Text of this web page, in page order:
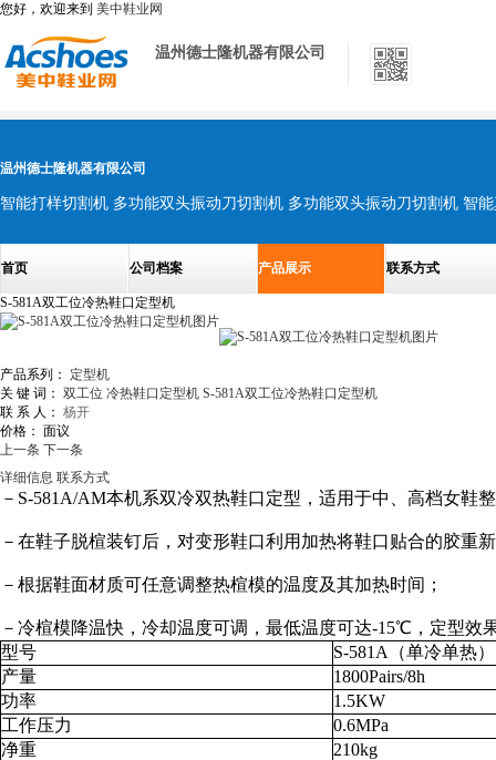
您好，欢迎来到 美中鞋业网
温州德士隆机器有限公司
温州德士隆机器有限公司
智能打样切割机 多功能双头振动刀切割机 多功能双头振动刀切割机 智
首页 公司档案 产品展示 联系方式
S-581A双工位冷热鞋口定型机
产品系列：
定型机
关 键 词： 双工位 冷热鞋口定型机 S-581A双工位冷热鞋口定型机
联 系 人： 杨开
价格： 面议
上一条 下一条
详细信息 联系方式
－S-581A/AM本机系双冷双热鞋口定型，适用于中、 高档女鞋
－在鞋子脱楦装钉后， 对变形鞋口利用加热将鞋口贴合的胶重
－根据鞋面材质可任意调整热楦模的温度及其加热时间；
－冷楦模降温快，冷却温度可调， 最低温度可达-15℃ ，定型效
型号
S-581A（单冷单热）
产量
1800Pairs/8h
功率
1.5KW
工作压力
0.6MPa
净重
210kg